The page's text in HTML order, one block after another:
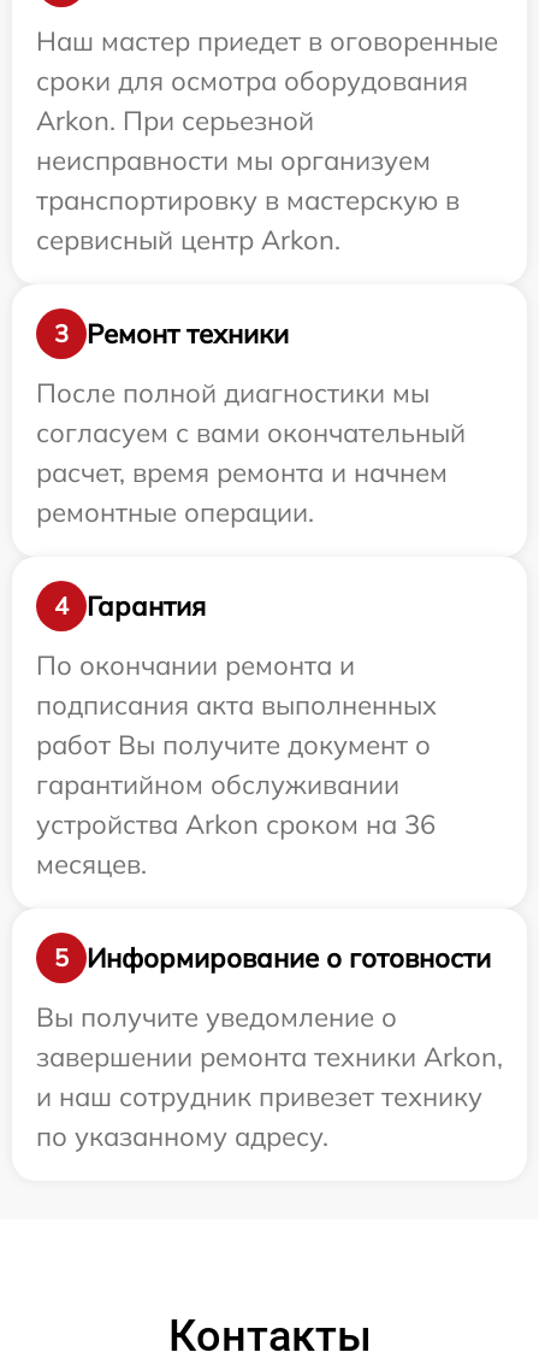
Наш мастер приедет в оговоренные
сроки для осмотра оборудования
Arkon. При серьезной
неисправности мы организуем
транспортировку в мастерскую в
сервисный центр Arkon.
3
Ремонт техники
После полной диагностики мы
согласуем с вами окончательный
расчет, время ремонта и начнем
ремонтные операции.
4
Гарантия
По окончании ремонта и
подписания акта выполненных
работ Вы получите документ о
гарантийном обслуживании
устройства Arkon сроком на 36
месяцев.
5
Информирование о готовности
Вы получите уведомление о
завершении ремонта техники Arkon,
и наш сотрудник привезет технику
по указанному адресу.
Контакты